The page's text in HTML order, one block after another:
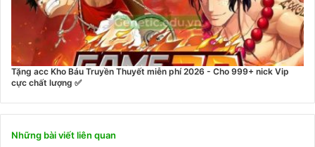
Tặng acc Kho Báu Truyền Thuyết miễn phí 2026 - Cho 999+ nick Vip
cực chất lượng ✅
Những bài viết liên quan